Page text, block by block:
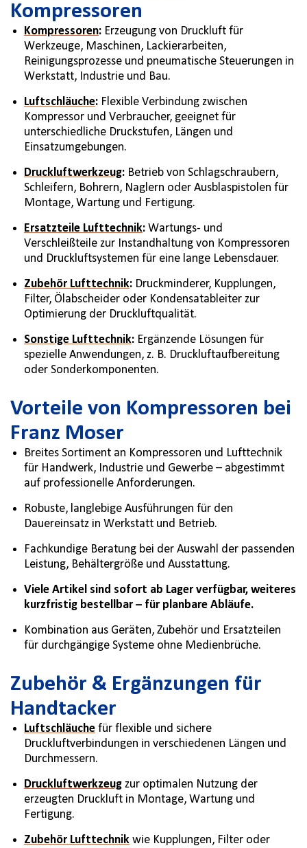
Kompressoren
Kompressoren: Erzeugung von Druckluft für
Werkzeuge, Maschinen, Lackierarbeiten,
Reinigungsprozesse und pneumatische Steuerungen in
Werkstatt, Industrie und Bau.
Luftschläuche: Flexible Verbindung zwischen
Kompressor und Verbraucher, geeignet für
unterschiedliche Druckstufen, Längen und
Einsatzumgebungen.
Druckluftwerkzeug: Betrieb von Schlagschraubern,
Schleifern, Bohrern, Naglern oder Ausblaspistolen für
Montage, Wartung und Fertigung.
Ersatzteile Lufttechnik: Wartungs- und
Verschleißteile zur Instandhaltung von Kompressoren
und Druckluftsystemen für eine lange Lebensdauer.
Zubehör Lufttechnik: Druckminderer, Kupplungen,
Filter, Ölabscheider oder Kondensatableiter zur
Optimierung der Druckluftqualität.
Sonstige Lufttechnik: Ergänzende Lösungen für
spezielle Anwendungen, z. B. Druckluftaufbereitung
oder Sonderkomponenten.
Vorteile von Kompressoren bei
Franz Moser
Breites Sortiment an Kompressoren und Lufttechnik
für Handwerk, Industrie und Gewerbe – abgestimmt
auf professionelle Anforderungen.
Robuste, langlebige Ausführungen für den
Dauereinsatz in Werkstatt und Betrieb.
Fachkundige Beratung bei der Auswahl der passenden
Leistung, Behältergröße und Ausstattung.
Viele Artikel sind sofort ab Lager verfügbar, weiteres
kurzfristig bestellbar – für planbare Abläufe.
Kombination aus Geräten, Zubehör und Ersatzteilen
für durchgängige Systeme ohne Medienbrüche.
Zubehör & Ergänzungen für
Handtacker
Luftschläuche für flexible und sichere
Druckluftverbindungen in verschiedenen Längen und
Durchmessern.
Druckluftwerkzeug zur optimalen Nutzung der
erzeugten Druckluft in Montage, Wartung und
Fertigung.
Zubehör Lufttechnik wie Kupplungen, Filter oder